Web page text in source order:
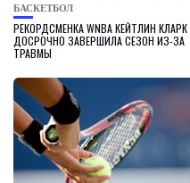
БАСКЕТБОЛ
РЕКОРДСМЕНКА WNBA КЕЙТЛИН КЛАРК
ДОСРОЧНО ЗАВЕРШИЛА СЕЗОН ИЗ-ЗА
ТРАВМЫ